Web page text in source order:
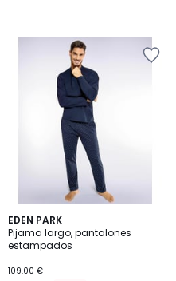
EDEN PARK
Pijama largo, pantalones
estampados
109.00 €